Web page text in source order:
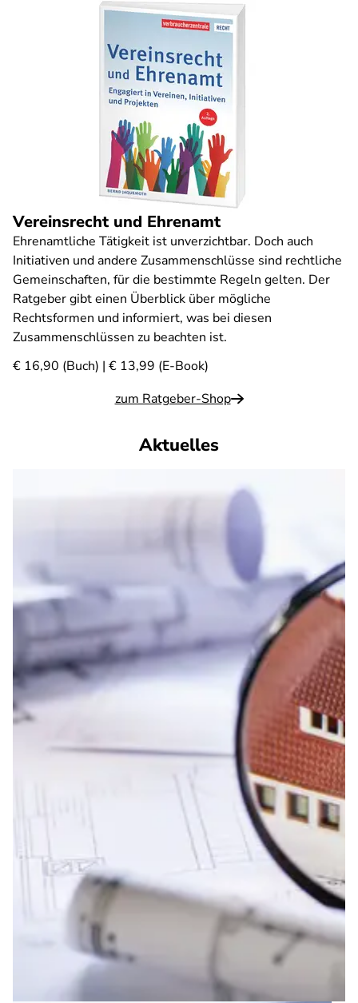
Vereinsrecht und Ehrenamt
Ehrenamtliche Tätigkeit ist unverzichtbar. Doch auch
Initiativen und andere Zusammenschlüsse sind rechtliche
Gemeinschaften, für die bestimmte Regeln gelten. Der
Ratgeber gibt einen Überblick über mögliche
Rechtsformen und informiert, was bei diesen
Zusammenschlüssen zu beachten ist.
€ 16,90 (Buch) | € 13,99 (E-Book)
zum Ratgeber-Shop
Aktuelles